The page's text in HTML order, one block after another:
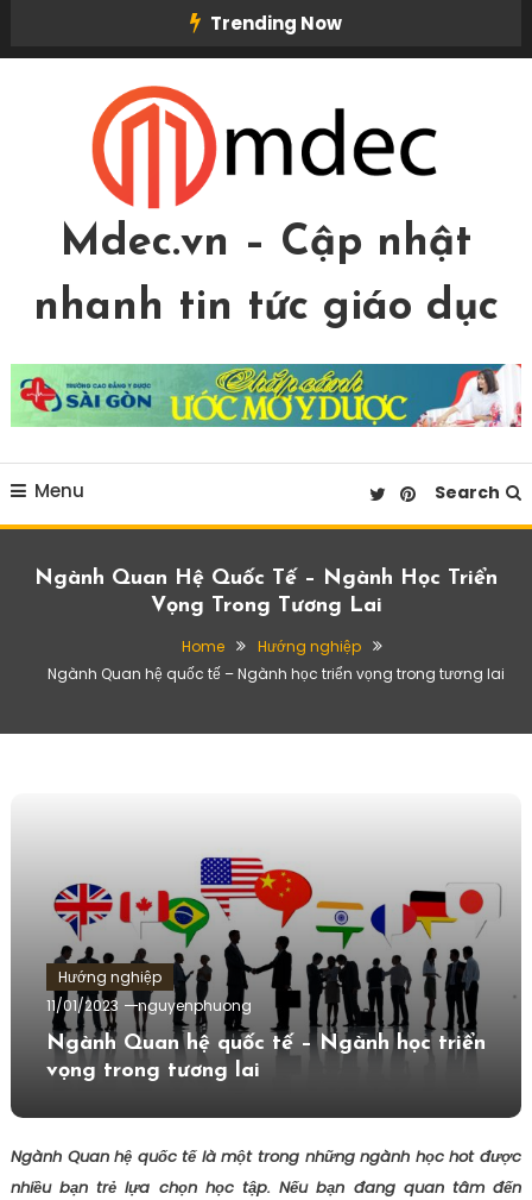
Trending Now
Mdec.vn – Cập nhật
nhanh tin tức giáo dục
Menu Search
Ngành Quan Hệ Quốc Tế – Ngành Học Triển
Vọng Trong Tương Lai
Home
Hướng nghiệp
Ngành Quan hệ quốc tế – Ngành học triển vọng trong tương lai
Hướng nghiệp
11/01/2023
nguyenphuong
Ngành Quan hệ quốc tế – Ngành học triển
vọng trong tương lai
Ngành Quan hệ quốc tế là một trong những ngành học hot được
nhiều bạn trẻ lựa chọn học tập. Nếu bạn đang quan tâm đến